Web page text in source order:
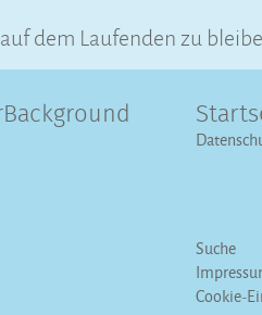
dem Laufenden zu
Suche
Cookie-